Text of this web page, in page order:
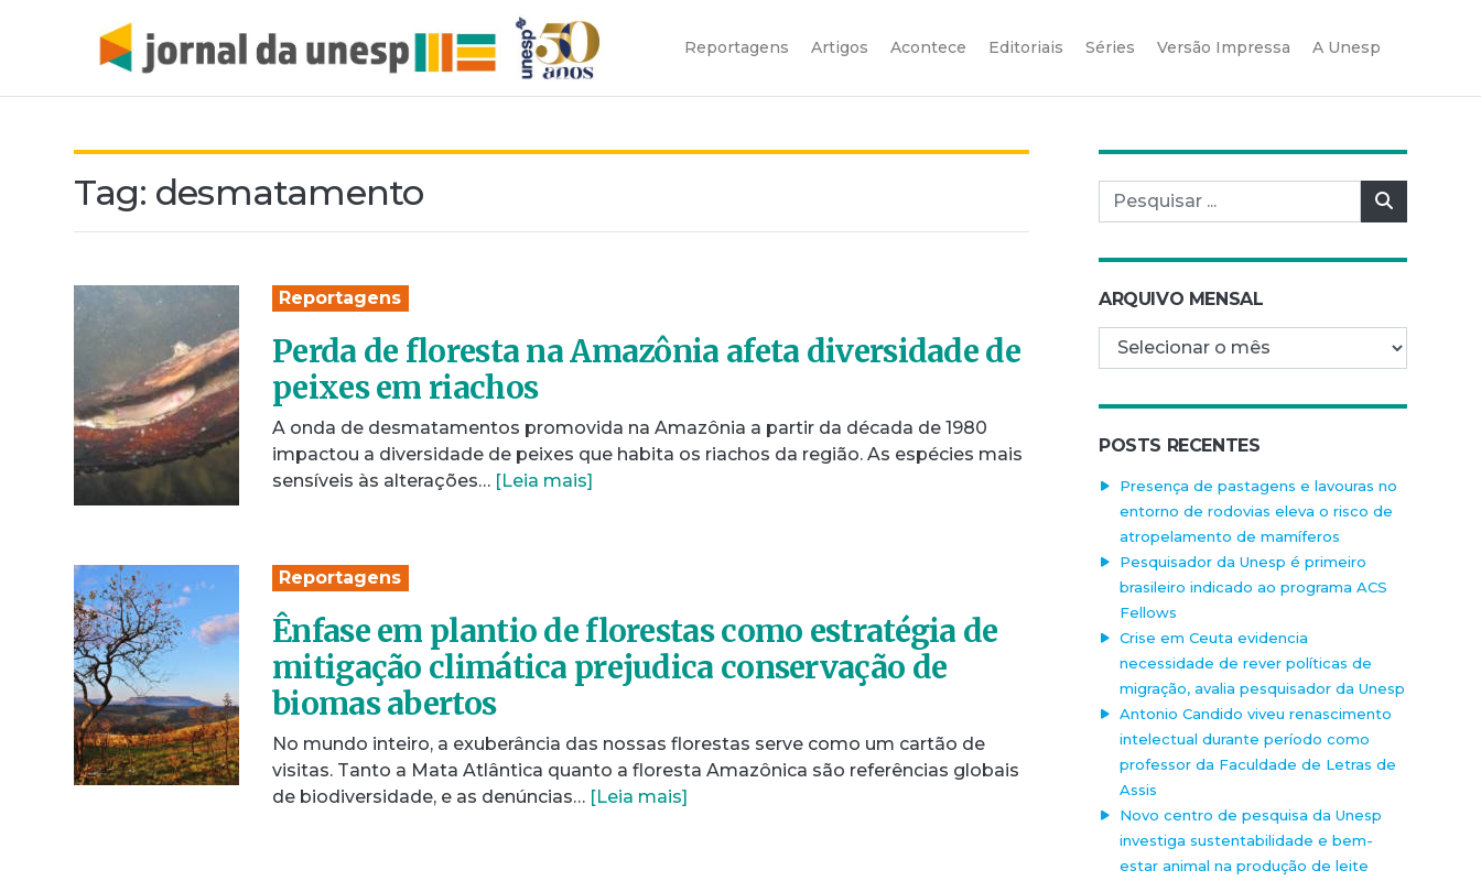
Reportagens Artigos Acontece Editoriais Séries Versão Impressa A Unesp
Tag: desmatamento
Reportagens
Perda de floresta na Amazônia afeta diversidade de
peixes em riachos
A onda de desmatamentos promovida na Amazônia a partir da década de 1980
impactou a diversidade de peixes que habita os riachos da região. As espécies mais
sensíveis às alterações… [Leia mais]
Reportagens
Ênfase em plantio de florestas como estratégia de
mitigação climática prejudica conservação de
biomas abertos
No mundo inteiro, a exuberância das nossas florestas serve como um cartão de
visitas. Tanto a Mata Atlântica quanto a floresta Amazônica são referências globais
de biodiversidade, e as denúncias… [Leia mais]
Pesquisar por:
ARQUIVO MENSAL
Arquivo mensal
POSTS RECENTES
Presença de pastagens e lavouras no
entorno de rodovias eleva o risco de
atropelamento de mamíferos
Pesquisador da Unesp é primeiro
brasileiro indicado ao programa ACS
Fellows
Crise em Ceuta evidencia
necessidade de rever políticas de
migração, avalia pesquisador da Unesp
Antonio Candido viveu renascimento
intelectual durante período como
professor da Faculdade de Letras de
Assis
Novo centro de pesquisa da Unesp
investiga sustentabilidade e bem-
estar animal na produção de leite